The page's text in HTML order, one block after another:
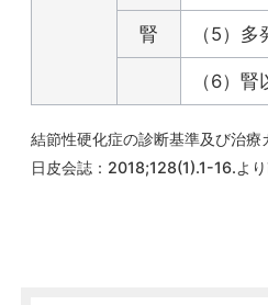
腎 （5）
（6）
結節性硬化症の診断基準及び治
日皮会誌：2018;128(1).1-16.よ